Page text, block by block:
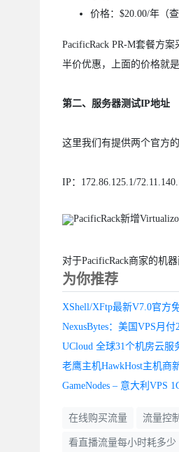
价格：$20.00/年（查
PacificRack PR-M套餐方
半价优惠，上面的价格就
第二、服务器测试IP地址
这里我们有提供两个官方
IP：172.86.125.1/
对于PacificRack商家的机
为你推荐
XShell/XFtp最新V7.0官方
UCloud 全球31个机房云
老鹰主机HawkHost主机商
在线购买流量 流量控
看直播流量每小时耗多少